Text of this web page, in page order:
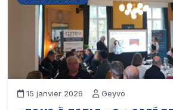
15 janvier 2026 Geyvo